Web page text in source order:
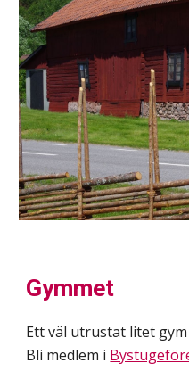
Gymmet
Ett väl utrustat litet
Bli medlem i